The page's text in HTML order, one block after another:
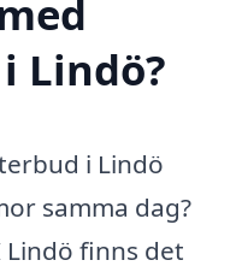
Lindö?
i Lindö
samma dag?
finns det